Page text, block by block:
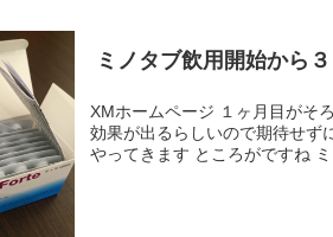
ミノタブ飲用開始から
XMホームページ １ヶ月目がそろそろ終わる頃です ネットの情報では２ヶ月目から本格的なミノタブ
効果が出るらしいので期待せずにはいられません 初期脱毛さえ乗
やっ